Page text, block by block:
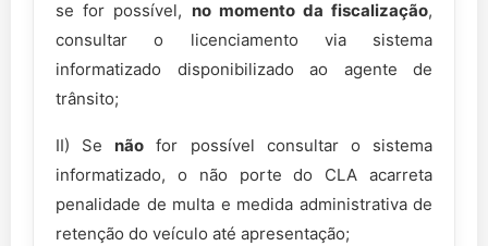
se for possível, no momento da fiscalização,
consultar o licenciamento via sistema
informatizado disponibilizado ao agente de
trânsito;
II) Se não for possível consultar o sistema
informatizado, o não porte do CLA acarreta
penalidade de multa e medida administrativa de
retenção do veículo até apresentação;